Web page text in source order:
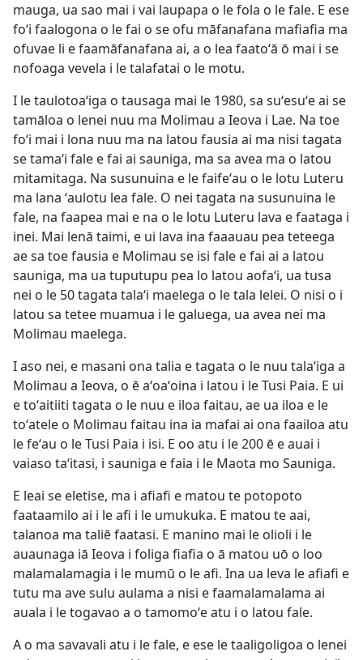
mauga, ua sao mai i vai laupapa o le fola o le fale. E ese
foʻi faalogona o le fai o se ofu māfanafana mafiafia ma
ofuvae li e faamāfanafana ai, a o lea faatoʻā ō mai i se
nofoaga vevela i le talafatai o le motu.
I le taulotoaʻiga o tausaga mai le 1980, sa suʻesuʻe ai se
tamāloa o lenei nuu ma Molimau a Ieova i Lae. Na toe
foʻi mai i lona nuu ma na latou fausia ai ma nisi tagata
se tamaʻi fale e fai ai sauniga, ma sa avea ma o latou
mitamitaga. Na susunuina e le faifeʻau o le lotu Luteru
ma lana ʻaulotu lea fale. O nei tagata na susunuina le
fale, na faapea mai e na o le lotu Luteru lava e faataga i
inei. Mai lenā taimi, e ui lava ina faaauau pea teteega
ae sa toe fausia e Molimau se isi fale e fai ai a latou
sauniga, ma ua tuputupu pea lo latou aofaʻi, ua tusa
nei o le 50 tagata talaʻi maelega o le tala lelei. O nisi o i
latou sa tetee muamua i le galuega, ua avea nei ma
Molimau maelega.
I aso nei, e masani ona talia e tagata o le nuu talaʻiga a
Molimau a Ieova, o ē aʻoaʻoina i latou i le Tusi Paia. E ui
e toʻaitiiti tagata o le nuu e iloa faitau, ae ua iloa e le
toʻatele o Molimau faitau ina ia mafai ai ona faailoa atu
le feʻau o le Tusi Paia i isi. E oo atu i le 200 ē e auai i
vaiaso taʻitasi, i sauniga e faia i le Maota mo Sauniga.
E leai se eletise, ma i afiafi e matou te potopoto
faataamilo ai i le afi i le umukuka. E matou te aai,
talanoa ma taliē faatasi. E manino mai le olioli i le
auaunaga iā Ieova i foliga fiafia o ā matou uō o loo
malamalamagia i le mumū o le afi. Ina ua leva le afiafi e
tutu ma ave sulu aulama a nisi e faamalamalama ai
auala i le togavao a o tamomoʻe atu i o latou fale.
A o ma savavali atu i le fale, e ese le taaligoligoa o lenei